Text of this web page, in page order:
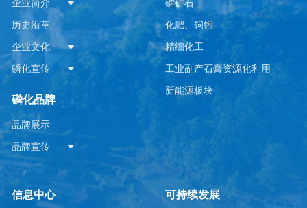
企业简介
历史沿革
企业文化
磷化宣传
磷化品牌
品牌展示
品牌宣传
磷矿石
化肥、饲钙
精细化工
工业副产石膏资源化利用
新能源板块
信息中心 可持续发展